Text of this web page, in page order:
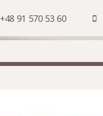
+48 91 570 53 60